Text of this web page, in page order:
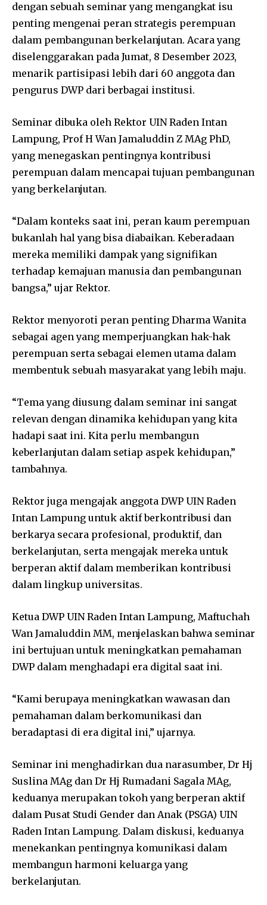
dengan sebuah seminar yang mengangkat isu
penting mengenai peran strategis perempuan
dalam pembangunan berkelanjutan. Acara yang
diselenggarakan pada Jumat, 8 Desember 2023,
menarik partisipasi lebih dari 60 anggota dan
pengurus DWP dari berbagai institusi.
Seminar dibuka oleh Rektor UIN Raden Intan
Lampung, Prof H Wan Jamaluddin Z MAg PhD,
yang menegaskan pentingnya kontribusi
perempuan dalam mencapai tujuan pembangunan
yang berkelanjutan.
“Dalam konteks saat ini, peran kaum perempuan
bukanlah hal yang bisa diabaikan. Keberadaan
mereka memiliki dampak yang signifikan
terhadap kemajuan manusia dan pembangunan
bangsa,” ujar Rektor.
Rektor menyoroti peran penting Dharma Wanita
sebagai agen yang memperjuangkan hak-hak
perempuan serta sebagai elemen utama dalam
membentuk sebuah masyarakat yang lebih maju.
“Tema yang diusung dalam seminar ini sangat
relevan dengan dinamika kehidupan yang kita
hadapi saat ini. Kita perlu membangun
keberlanjutan dalam setiap aspek kehidupan,”
tambahnya.
Rektor juga mengajak anggota DWP UIN Raden
Intan Lampung untuk aktif berkontribusi dan
berkarya secara profesional, produktif, dan
berkelanjutan, serta mengajak mereka untuk
berperan aktif dalam memberikan kontribusi
dalam lingkup universitas.
Ketua DWP UIN Raden Intan Lampung, Maftuchah
Wan Jamaluddin MM, menjelaskan bahwa seminar
ini bertujuan untuk meningkatkan pemahaman
DWP dalam menghadapi era digital saat ini.
“Kami berupaya meningkatkan wawasan dan
pemahaman dalam berkomunikasi dan
beradaptasi di era digital ini,” ujarnya.
Seminar ini menghadirkan dua narasumber, Dr Hj
Suslina MAg dan Dr Hj Rumadani Sagala MAg,
keduanya merupakan tokoh yang berperan aktif
dalam Pusat Studi Gender dan Anak (PSGA) UIN
Raden Intan Lampung. Dalam diskusi, keduanya
menekankan pentingnya komunikasi dalam
membangun harmoni keluarga yang
berkelanjutan.